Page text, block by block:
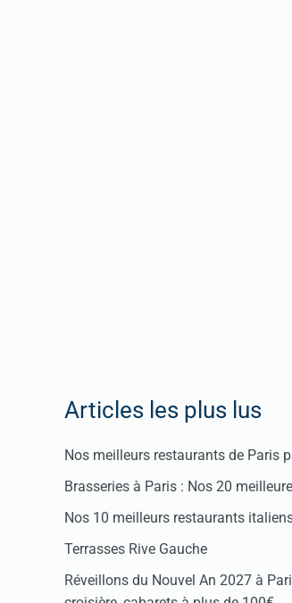
Articles les plus lus
Nos meilleurs restaurants de Paris
Brasseries à Paris : Nos 20
Nos 10 meilleurs restaurants
Terrasses Rive Gauche
Réveillons du Nouvel An 2027 à